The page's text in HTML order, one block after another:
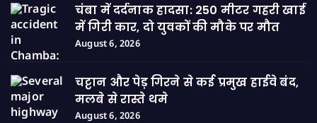
चंबा में दर्दनाक हादसा: 250 मीटर गहरी खाई
में गिरी कार, दो युवकों की मौके पर मौत
August 6, 2026
चट्टान और पेड़ गिरने से कई प्रमुख हाईवे बंद,
मलबे से रास्ते थमे
August 6, 2026